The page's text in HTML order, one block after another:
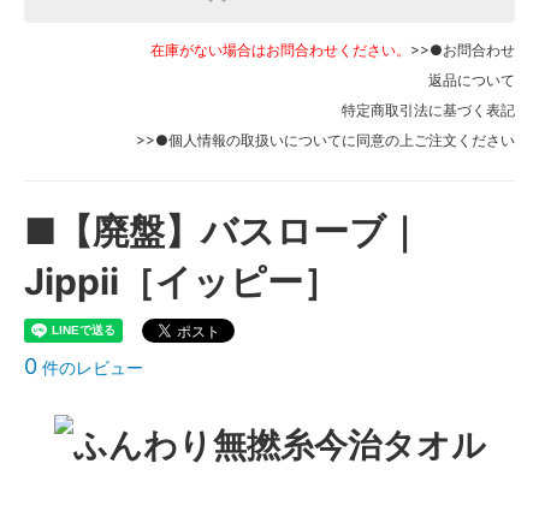
在庫がない場合はお問合わせください。 >>●お問合わせ
返品について
特定商取引法に基づく表記
>>●個人情報の取扱いについてに同意の上ご注文ください
■【廃盤】バスローブ｜
Jippii［イッピー］
0 件のレビュー